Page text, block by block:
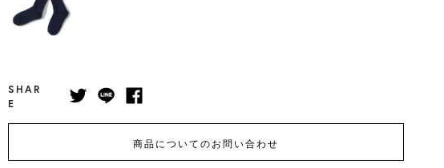
SHAR
E
商品についてのお問い合わせ